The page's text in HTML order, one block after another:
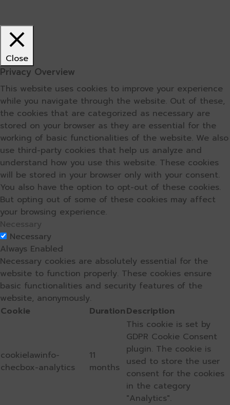
Close
Privacy Overview
This website uses cookies to improve your experience
while you navigate through the website. Out of these,
the cookies that are categorized as necessary are
stored on your browser as they are essential for the
working of basic functionalities of the website. We also
use third-party cookies that help us analyze and
understand how you use this website. These cookies
will be stored in your browser only with your consent.
You also have the option to opt-out of these cookies.
But opting out of some of these cookies may affect
your browsing experience.
Necessary
Necessary
Always Enabled
Necessary cookies are absolutely essential for the
website to function properly. These cookies ensure
basic functionalities and security features of the
website, anonymously.
Cookie
DurationDescription
cookielawinfo-
checbox-analytics
11
months
This cookie is set by
GDPR Cookie Consent
plugin. The cookie is
used to store the user
consent for the cookies
in the category
"Analytics".